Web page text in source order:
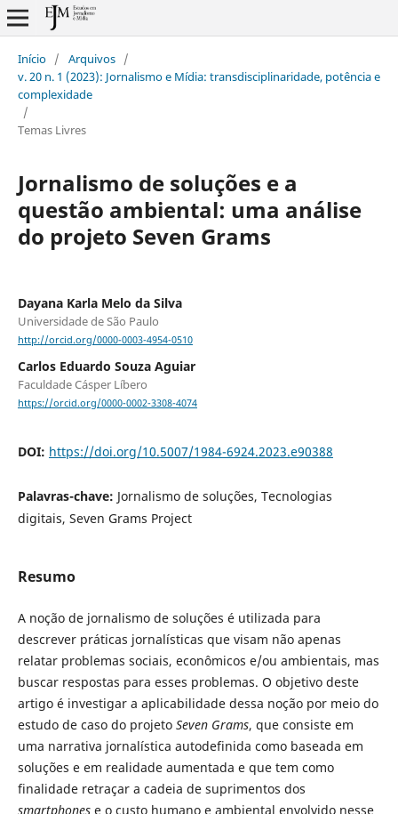
Início / Arquivos /
v. 20 n. 1 (2023): Jornalismo e Mídia: transdisciplinaridade, potência e
complexidade
/
Temas Livres
Jornalismo de soluções e a
questão ambiental: uma análise
do projeto Seven Grams
Dayana Karla Melo da Silva
Universidade de São Paulo
http://orcid.org/0000-0003-4954-0510
Carlos Eduardo Souza Aguiar
Faculdade Cásper Líbero
https://orcid.org/0000-0002-3308-4074
DOI: https://doi.org/10.5007/1984-6924.2023.e90388
Palavras-chave: Jornalismo de soluções, Tecnologias
digitais, Seven Grams Project
Resumo
A noção de jornalismo de soluções é utilizada para
descrever práticas jornalísticas que visam não apenas
relatar problemas sociais, econômicos e/ou ambientais, mas
buscar respostas para esses problemas. O objetivo deste
artigo é investigar a aplicabilidade dessa noção por meio do
estudo de caso do projeto Seven Grams, que consiste em
uma narrativa jornalística autodefinida como baseada em
soluções e em realidade aumentada e que tem como
finalidade retraçar a cadeia de suprimentos dos
smartphones e o custo humano e ambiental envolvido nesse